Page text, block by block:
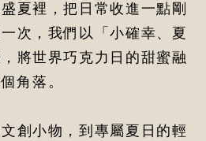
好樣專欄
聯絡我們
夏裡，把日常收進一點剛
次，我們以「小確幸、夏
將世界巧克力日的甜蜜融
角落。
創小物，到專屬夏日的輕